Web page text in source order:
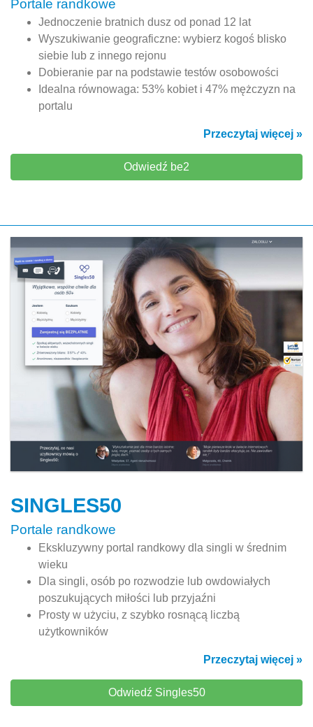
Portale randkowe
Jednoczenie bratnich dusz od ponad 12 lat
Wyszukiwanie geograficzne: wybierz kogoś blisko
siebie lub z innego rejonu
Dobieranie par na podstawie testów osobowości
Idealna równowaga: 53% kobiet i 47% mężczyzn na
portalu
Przeczytaj więcej »
Odwiedź be2
SINGLES50
Portale randkowe
Ekskluzywny portal randkowy dla singli w średnim
wieku
Dla singli, osób po rozwodzie lub owdowiałych
poszukujących miłości lub przyjaźni
Prosty w użyciu, z szybko rosnącą liczbą
użytkowników
Przeczytaj więcej »
Odwiedź Singles50